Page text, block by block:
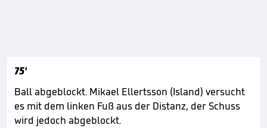
75'
Ball abgeblockt. Mikael Ellertsson (Island) versucht
es mit dem linken Fuß aus der Distanz, der Schuss
wird jedoch abgeblockt.